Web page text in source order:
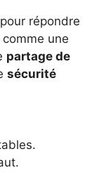
répondre
une
partage de
sécurité